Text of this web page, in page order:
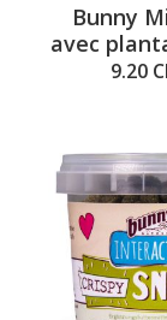
Bunny
avec
9.20